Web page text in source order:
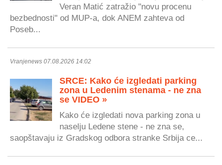
Veran Matić zatražio "novu procenu
bezbednosti" od MUP-a, dok ANEM zahteva od
Poseb...
Vranjenews 07.08.2026 14:02
SRCE: Kako će izgledati parking
zona u Ledenim stenama - ne zna
se VIDEO »
Kako će izgledati nova parking zona u
naselju Ledene stene - ne zna se,
saopštavaju iz Gradskog odbora stranke Srbija ce...